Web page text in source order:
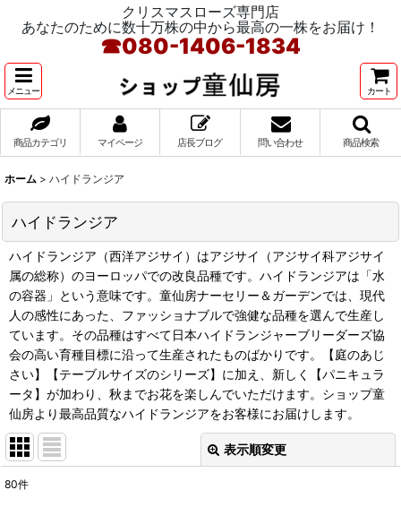
クリスマスローズ専門店
あなたのために数十万株の中から最高の一株をお届け！
☎080-1406-1834
メニュー カート
商品カテゴリ マイページ 店長ブログ 問い合わせ 商品検索
ホーム > ハイドランジア
ハイドランジア
ハイドランジア（西洋アジサイ）はアジサイ（アジサイ科アジサイ
属の総称）のヨーロッパでの改良品種です。ハイドランジアは「水
の容器」という意味です。童仙房ナーセリー＆ガーデンでは、現代
人の感性にあった、ファッショナブルで強健な品種を選んで生産し
ています。その品種はすべて日本ハイドランジャーブリーダーズ協
会の高い育種目標に沿って生産されたものばかりです。【庭のあじ
さい】【テーブルサイズのシリーズ】に加え、新しく【パニキュラ
ータ】が加わり、秋までお花を楽しんでいただけます。ショップ童
仙房より最高品質なハイドランジアをお客様にお届けします。
表示順変更
80件